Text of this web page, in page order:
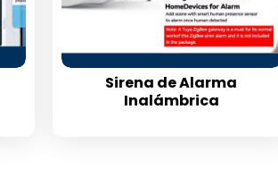
Sirena de Alarma
Inalámbrica